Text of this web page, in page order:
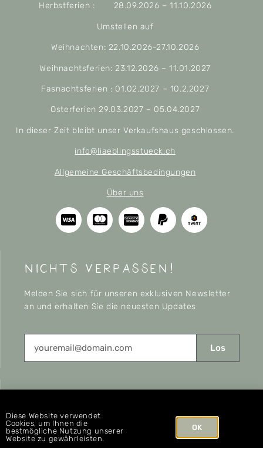
Herbstferien : 28.09.2026 – 11.10.2026
Umstellen auf
Weihnachten: 22.10.2026-27.10.2026
Weihnachtsferien: 23.12.2026 – 11.01.2027
Fasnachtsferien : 01.02.2027 – 10.2.2027
Osterferien 29.03.2027 – 05.04.2027
In dieser Zeit bleibt unser Verkaufshaus geschlossen.
info@liaeblingsstueck.ch
Allgemeine Geschäftsbedingungen
Über uns
nichts verpassen!
Melden Sie sich für unseren exklusiven Newsletter
an und erhalten Sie die neuesten Updates
Los
CONNECT
Diese Website verwendet
Cookies, um Ihnen die
bestmögliche Nutzung unserer
Website zu gewährleisten.
OK